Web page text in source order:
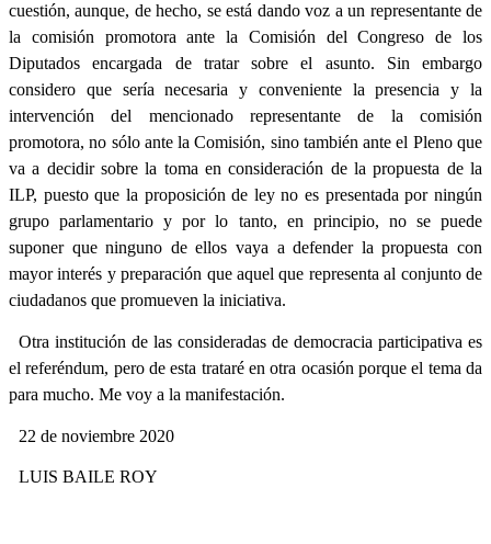
cuestión, aunque, de hecho, se está dando voz a un representante de
la comisión promotoraante la Comisión del Congreso de los
Diputados encargada de tratar sobre el asunto. Sin embargo
considero que sería necesaria y conveniente la presencia y la
intervención del mencionado representante de la comisión
promotora, no sólo ante la Comisión, sino también ante el Pleno que
va a decidir sobre la toma en consideración de la propuesta de la
ILP, puesto que la proposición de ley no es presentada por ningún
grupo parlamentario y por lo tanto, en principio, no se puede
suponer que ninguno de ellos vaya a defender la propuesta con
mayor interés y preparación que aquel que representa al conjunto de
ciudadanos que promueven la iniciativa.
Otra institución de las consideradas de democracia participativa es
el referéndum, pero de esta trataré en otra ocasión porque el tema da
para mucho. Me voy a la manifestación.
22 de noviembre 2020
LUIS BAILE ROY